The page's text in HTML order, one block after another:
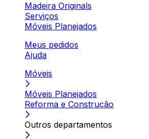
Madeira Originals
Serviços
Móveis Planejados
Meus pedidos
Ajuda
Móveis
Móveis Planejados
Reforma e Construção
Outros departamentos